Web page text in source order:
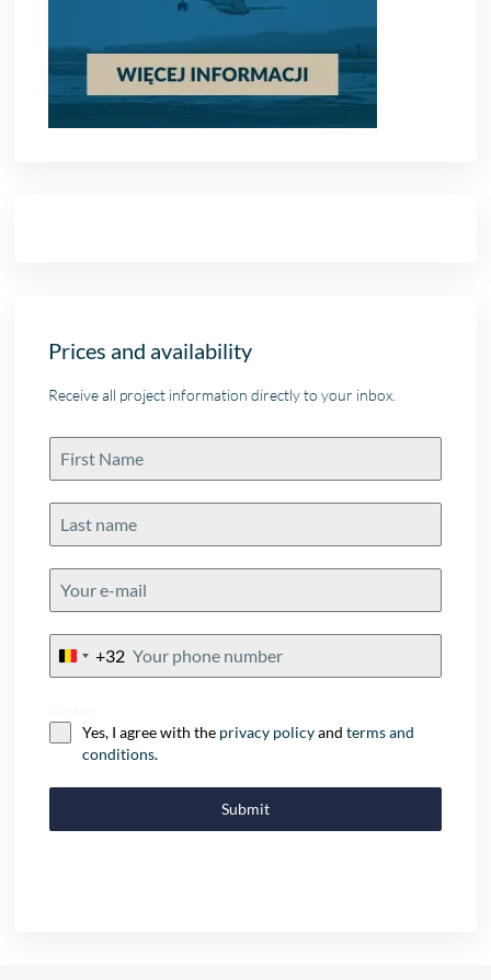
Prices and availability
Receive all project information directly to your inbox.
Belgium
+32
Yes, I agree with the privacy policyandterms and
conditions.
Submit